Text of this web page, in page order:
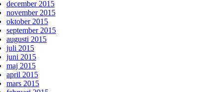
december 2015
november 2015
oktober 2015
september 2015
augusti 2015
juli 2015
juni 2015
maj 2015
april 2015
mars 2015